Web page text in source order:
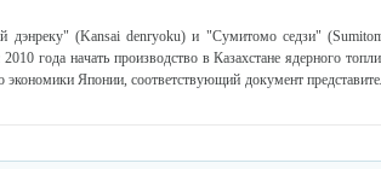
дэнреку" (Kansai denryoku) и "Сумитомо седзи"
года начать производство в Казахстане ядерного
Японии, соответствующий документ